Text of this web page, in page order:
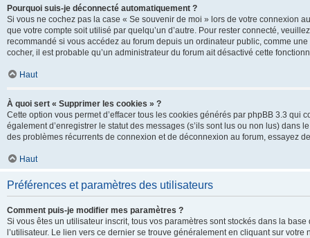
Pourquoi suis-je déconnecté automatiquement ?
Si vous ne cochez pas la case « Se souvenir de moi » lors de votre connexion
que votre compte soit utilisé par quelqu’un d’autre. Pour rester connecté,
recommandé si vous accédez au forum depuis un ordinateur public, comme
cocher, il est probable qu’un administrateur du forum ait désactivé cette
Haut
À quoi sert « Supprimer les cookies » ?
Cette option vous permet d’effacer tous les cookies générés par phpBB 3.3
également d’enregistrer le statut des messages (s’ils sont lus ou non lus)
des problèmes récurrents de connexion et de déconnexion au forum, essayez
Haut
Préférences et paramètres des utilisateurs
Comment puis-je modifier mes paramètres ?
Si vous êtes un utilisateur inscrit, tous vos paramètres sont stockés dans la
l’utilisateur. Le lien vers ce dernier se trouve généralement en cliquant sur